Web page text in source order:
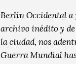
Berlín Occidental a
archivo inédito y de
la ciudad, nos
Guerra Mundial